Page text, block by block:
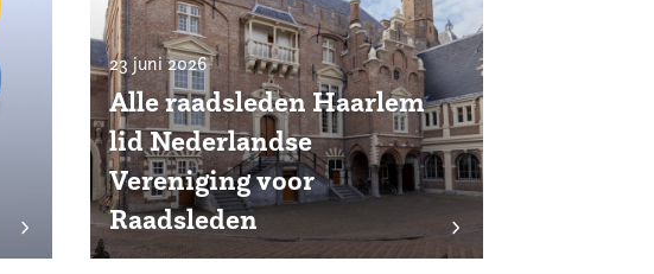
23 juni 2026
Alle raadsleden Haarlem
lid Nederlandse
Vereniging voor
Raadsleden